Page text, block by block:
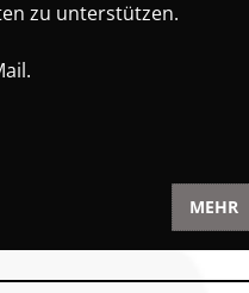
zu unterstützen.
MEHR